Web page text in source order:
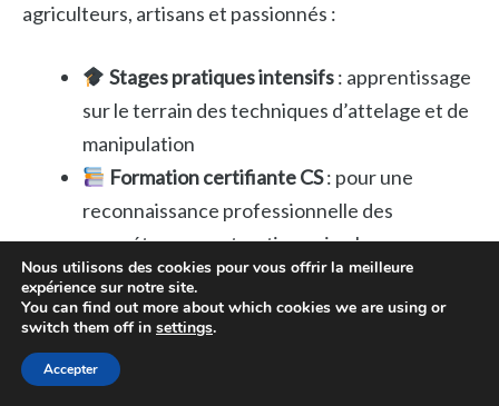
agriculteurs, artisans et passionnés :
Stages pratiques intensifs: apprentissage
sur le terrain des techniques d’attelage et de
manipulation
Formation certifiante CS: pour une
reconnaissance professionnelle des
compétences en traction animale
Sessions en maraîchage biologique:
intégration des pratiques agroécologiques
dans les techniques de traction
Modules spécifiques sur la santé animale
Nous utilisons des cookies pour vous offrir la meilleure
expérience sur notre site.
You can find out more about which cookies we are using or
switch them off in settings.
Accepter